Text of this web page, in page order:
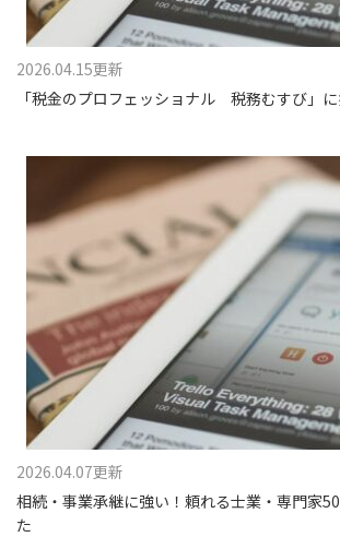
2026.04.15更新
「税金のプロフェッショナル 税務むすび」
2026.04.07更新
相続・事業承継に強い！頼れる士業・専門家
た